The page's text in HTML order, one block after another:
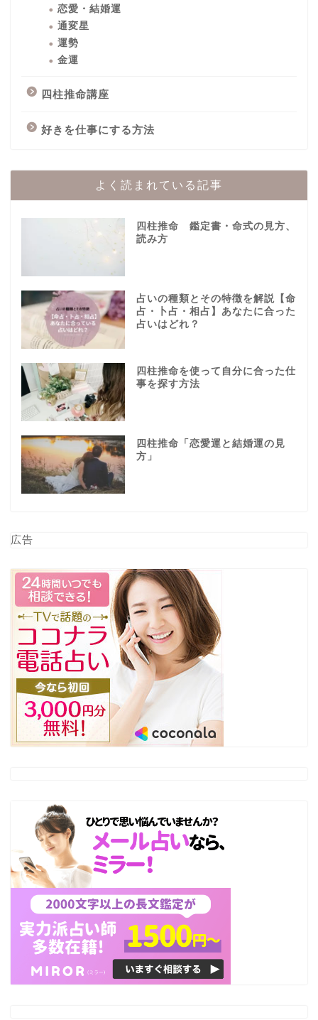
恋愛・結婚運
通変星
運勢
金運
四柱推命講座
好きを仕事にする方法
よく読まれている記事
四柱推命 鑑定書・命式の見方、
読み方
占いの種類とその特徴を解説【命
占・卜占・相占】あなたに合った
占いはどれ？
四柱推命を使って自分に合った仕
事を探す方法
四柱推命「恋愛運と結婚運の見
方」
広告